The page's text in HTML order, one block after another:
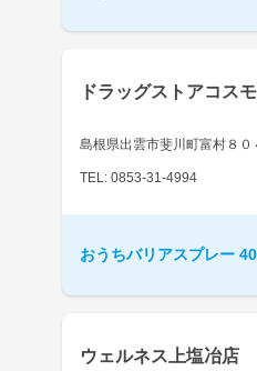
ドラッグストアコス
島根県出雲市斐川町富村８０
TEL: 0853-31-4994
おうちバリアスプレー
ウェルネス上塩冶店